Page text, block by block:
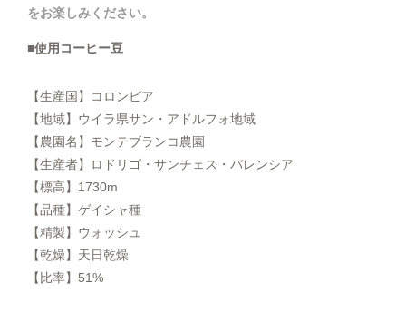
をお楽しみください。
■使用コーヒー豆
【生産国】コロンビア
【地域】ウイラ県サン・アドルフォ地域
【農園名】モンテブランコ農園
【生産者】ロドリゴ・サンチェス・バレンシア
【標高】1730m
【品種】ゲイシャ種
【精製】ウォッシュ
【乾燥】天日乾燥
【比率】51%